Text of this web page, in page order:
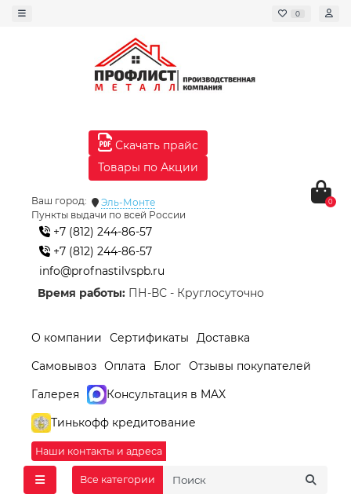
0
Скачать прайс
Товары по Акции
Ваш город:
Эль-Монте
Пункты выдачи по всей России
+7 (812) 244-86-57
+7 (812) 244-86-57
info@profnastilvspb.ru
Время работы: ПН-ВС - Круглосуточно
0
О компании Сертификаты
Доставка
Самовывоз Оплата Блог Отзывы покупателей
Галерея
Консультация в MAX
Тинькофф кредитование
Наши контакты и адреса
Все категории